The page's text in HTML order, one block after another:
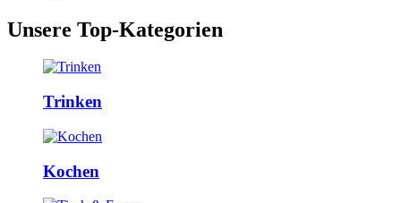
Unsere Top-Kategorien
Trinken
Kochen